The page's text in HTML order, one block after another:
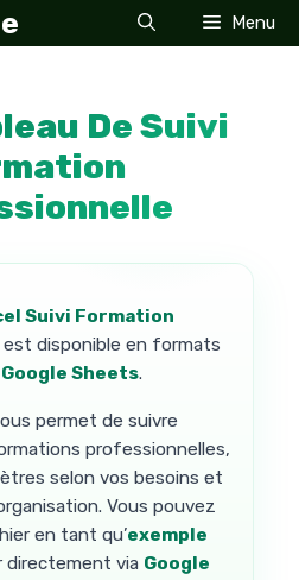
Menu
De Suivi
Suivi Formation
est disponible en formats
Google Sheets.
permet de suivre
professionnelles,
selon vos besoins et
Vous pouvez
en tant qu’exemple
directement via Google